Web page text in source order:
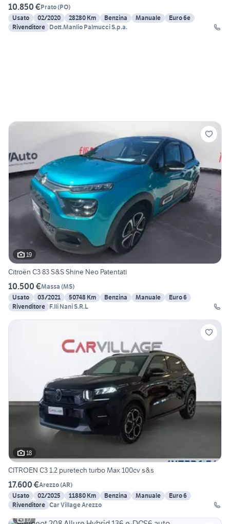
10.850 €Prato(PO)
Usato
02/2020 28280 Km Benzina Manuale
Euro 6e
Rivenditore Dott.Manlio Palmucci S.p.a.
19
Citroën C3 83 S&S Shine Neo Patentati
10.500 €Massa (MS)
Usato
03/2021 50748 Km Benzina Manuale
Euro 6
Rivenditore F.lli Nani S.R.L
18
CITROEN C3 1.2 puretech turbo Max 100cv s&s
17.600 €Arezzo(AR)
Usato
02/2025 11880 Km Benzina Manuale
Euro 6
Rivenditore Car Village Arezzo
17